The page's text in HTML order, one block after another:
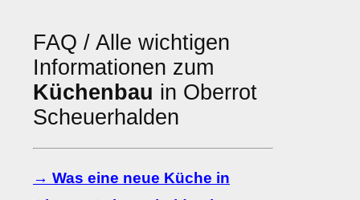
FAQ / Alle wichtigen
Informationen zum
Küchenbau in Oberrot
Scheuerhalden
→ Was eine neue Küche in